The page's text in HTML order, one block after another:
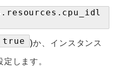
true
)か、インスタンス
します。